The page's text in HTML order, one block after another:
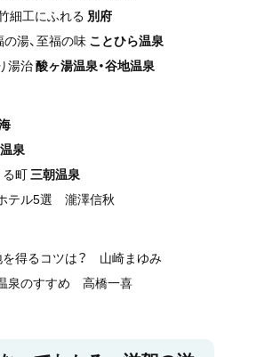
細工にふれる 別府
湯、至福の味 ことひら温泉
湯治酸ヶ湯温泉・谷地温泉
泉
る町 三朝温泉
テル5選 瀧澤信秋
を得るコツは？ 山崎まゆみ
泉のすすめ 高橋一喜